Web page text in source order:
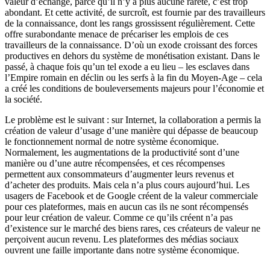
abondant. Et cette activité, de surcroît, est fournie par des travailleurs
de la connaissance, dont les rangs grossissent régulièrement. Cette
offre surabondante menace de précariser les emplois de ces
travailleurs de la connaissance. D’où un exode croissant des forces
productives en dehors du système de monétisation existant. Dans le
passé, à chaque fois qu’un tel exode a eu lieu – les esclaves dans
l’Empire romain en déclin ou les serfs à la fin du Moyen-Age – cela
a créé les conditions de bouleversements majeurs pour l’économie et
la société.
Le problème est le suivant : sur Internet, la collaboration a permis la
création de valeur d’usage d’une manière qui dépasse de beaucoup
le fonctionnement normal de notre système économique.
Normalement, les augmentations de la productivité sont d’une
manière ou d’une autre récompensées, et ces récompenses
permettent aux consommateurs d’augmenter leurs revenus et
d’acheter des produits. Mais cela n’a plus cours aujourd’hui. Les
usagers de Facebook et de Google créent de la valeur commerciale
pour ces plateformes, mais en aucun cas ils ne sont récompensés
pour leur création de valeur. Comme ce qu’ils créent n’a pas
d’existence sur le marché des biens rares, ces créateurs de valeur ne
perçoivent aucun revenu. Les plateformes des médias sociaux
ouvrent une faille importante dans notre système économique.